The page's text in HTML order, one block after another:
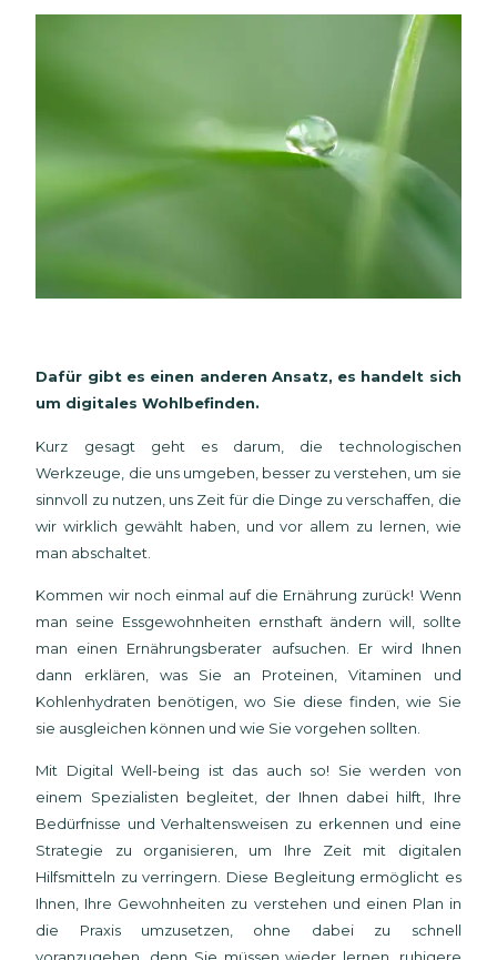
Dafür gibt es einen anderen Ansatz, es handelt sich
um digitales Wohlbefinden.
Kurz gesagt geht es darum, die technologischen
Werkzeuge, die uns umgeben, besser zu verstehen, um sie
sinnvoll zu nutzen, uns Zeit für die Dinge zu verschaffen, die
wir wirklich gewählt haben, und vor allem zu lernen, wie
man abschaltet.
Kommen wir noch einmal auf die Ernährung zurück! Wenn
man seine Essgewohnheiten ernsthaft ändern will, sollte
man einen Ernährungsberater aufsuchen. Er wird Ihnen
dann erklären, was Sie an Proteinen, Vitaminen und
Kohlenhydraten benötigen, wo Sie diese finden, wie Sie
sie ausgleichen können und wie Sie vorgehen sollten.
Mit Digital Well-being ist das auch so! Sie werden von
einem Spezialisten begleitet, der Ihnen dabei hilft, Ihre
Bedürfnisse und Verhaltensweisen zu erkennen und eine
Strategie zu organisieren, um Ihre Zeit mit digitalen
Hilfsmitteln zu verringern. Diese Begleitung ermöglicht es
Ihnen, Ihre Gewohnheiten zu verstehen und einen Plan in
die Praxis umzusetzen, ohne dabei zu schnell